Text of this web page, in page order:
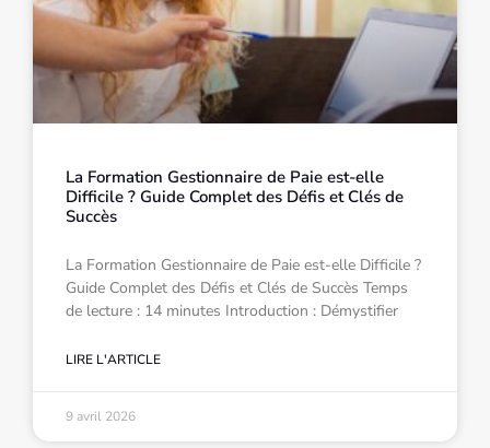
La Formation Gestionnaire de Paie est-elle
Difficile ? Guide Complet des Défis et Clés de
Succès
La Formation Gestionnaire de Paie est-elle Difficile ?
Guide Complet des Défis et Clés de Succès Temps
de lecture : 14 minutes Introduction : Démystifier
LIRE L'ARTICLE
9 avril 2026